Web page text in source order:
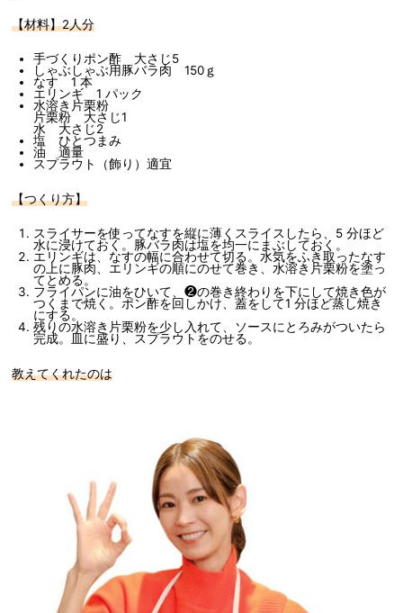
【材料】2人分
手づくりポン酢 大さじ5
しゃぶしゃぶ用豚バラ肉 150ｇ
なす 1 本
エリンギ 1 パック
水溶き片栗粉
片栗粉 大さじ1
水 大さじ2
塩 ひとつまみ
油 適量
スプラウト（飾り）適宜
【つくり方】
スライサーを使ってなすを縦に薄くスライスしたら、5 分ほど
水に浸けておく。豚バラ肉は塩を均一にまぶしておく。
エリンギは、なすの幅に合わせて切る。水気をふき取ったなす
の上に豚肉、エリンギの順にのせて巻き、水溶き片栗粉を塗っ
てとめる。
フライパンに油をひいて、❷の巻き終わりを下にして焼き色が
つくまで焼く。ポン酢を回しかけ、蓋をして1 分ほど蒸し焼き
にする。
残りの水溶き片栗粉を少し入れて、ソースにとろみがついたら
完成。皿に盛り、スプラウトをのせる。
教えてくれたのは